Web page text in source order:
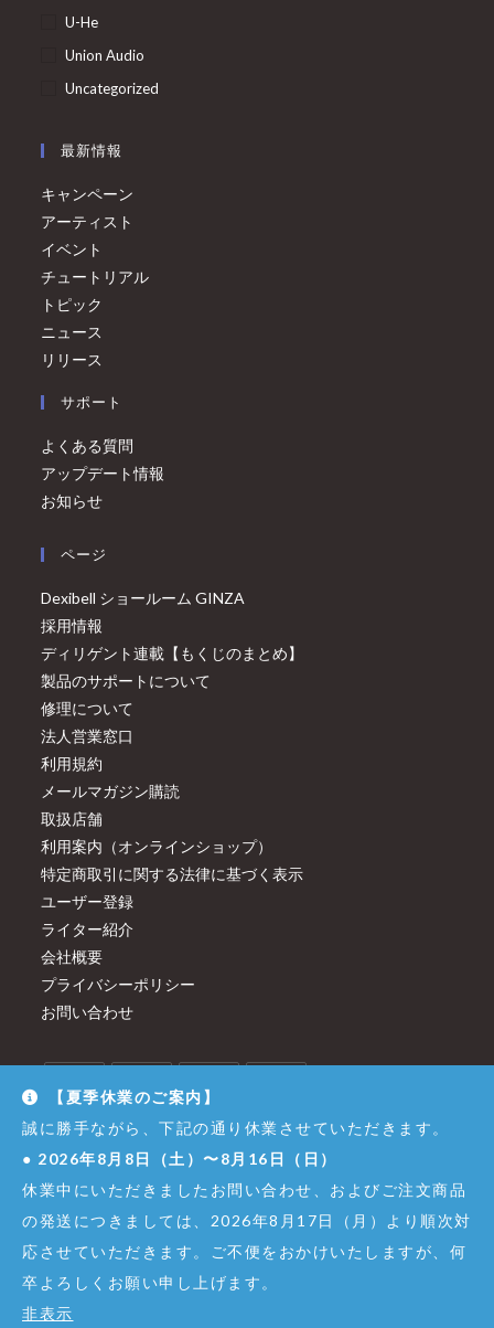
U-He
Union Audio
Uncategorized
最新情報
キャンペーン
アーティスト
イベント
チュートリアル
トピック
ニュース
リリース
サポート
よくある質問
アップデート情報
お知らせ
ページ
Dexibell ショールーム GINZA
採用情報
ディリゲント連載【もくじのまとめ】
製品のサポートについて
修理について
法人営業窓口
利用規約
メールマガジン購読
取扱店舗
利用案内（オンラインショップ）
特定商取引に関する法律に基づく表示
ユーザー登録
ライター紹介
会社概要
プライバシーポリシー
お問い合わせ
© Copyright - Dirigent GINZA JUJIYA Co.,Ltd. All Right Reserved.
株式会社銀座十字屋 - 東京都公安委員会 第301065402307号
【夏季休業のご案内】
誠に勝手ながら、下記の通り休業させていただきます。
● 2026年8月8日（土）〜8月16日（日）
休業中にいただきましたお問い合わせ、およびご注文商品
の発送につきましては、2026年8月17日（月）より順次対
応させていただきます。ご不便をおかけいたしますが、何
卒よろしくお願い申し上げます。
非表示